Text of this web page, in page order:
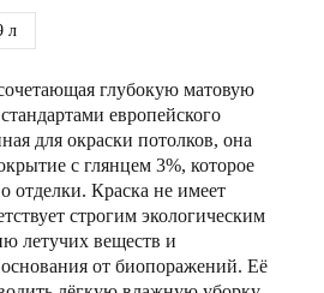
л
глубокую матовую
европейского
для окраски потолков, она
с глянцем 3%, которое
отделки. Краска не имеет
строгим экологическим
летучих веществ и
от биопоражений. Её